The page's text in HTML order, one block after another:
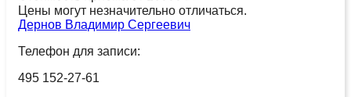
Цены могут незначительно отличаться.
Дернов Владимир Сергеевич
Телефон для записи:
495 152-27-61